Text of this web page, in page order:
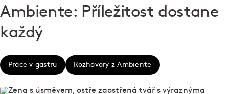
Ambiente: Příležitost dostane
každý
Práce v gastru Rozhovory z Ambiente